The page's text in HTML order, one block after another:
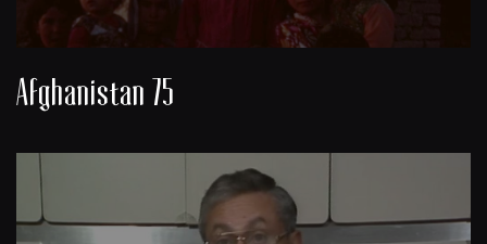
Afghanistan 75